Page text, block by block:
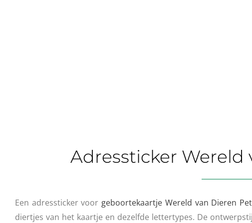
Adressticker Wereld
Een adressticker voor geboortekaartje Wereld van Dieren
diertjes van het kaartje en dezelfde lettertypes. De